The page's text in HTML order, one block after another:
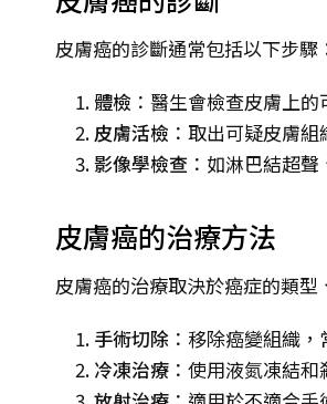
皮膚癌的診斷通常包括以下步驟
體檢 ：醫生會檢查皮膚上的
皮膚活檢 ：取出可疑皮膚
影像學檢查 ：如淋巴結超
皮膚癌的治療方法
皮膚癌的治療取決於癌症的類型
手術切除 ：移除癌變組織
冷凍治療 ：使用液氮凍結